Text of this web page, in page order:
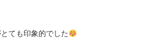
ても印象的でした